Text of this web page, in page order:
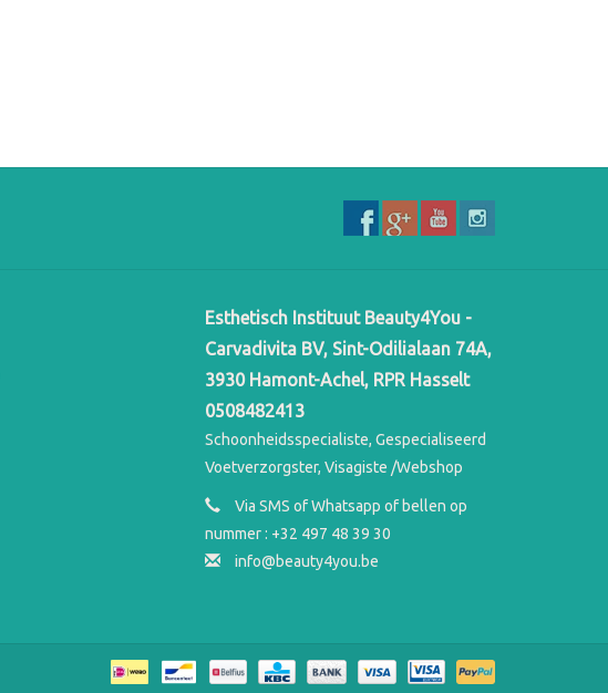
Esthetisch Instituut Beauty4You -
Carvadivita BV, Sint-Odilialaan 74A,
3930 Hamont-Achel, RPR Hasselt
0508482413
Schoonheidsspecialiste, Gespecialiseerd
Voetverzorgster, Visagiste /Webshop
Via SMS of Whatsapp of bellen op
nummer : +32 497 48 39 30
info@beauty4you.be